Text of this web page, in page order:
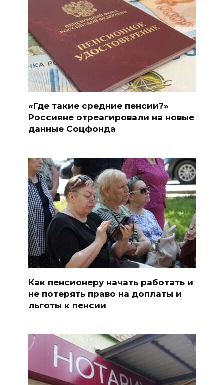
«Где такие средние пенсии?»
Россияне отреагировали на новые
данные Соцфонда
Как пенсионеру начать работать и
не потерять право на доплаты и
льготы к пенсии